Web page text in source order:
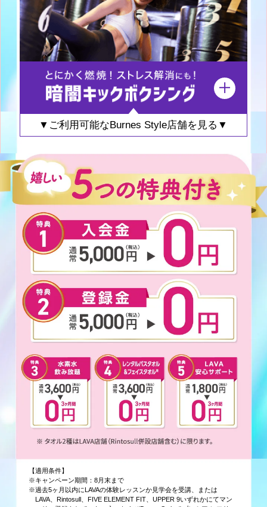
▼ご利用可能なBurnes Style店舗を見る▼
【適用条件】
※キャンペーン期間：8月末まで
※過去5ヶ月以内にLAVAの体験レッスンか見学会を受講、または
LAVA、Rintosull、FIVE ELEMENT FIT、UPPER 9いずれかにてマン